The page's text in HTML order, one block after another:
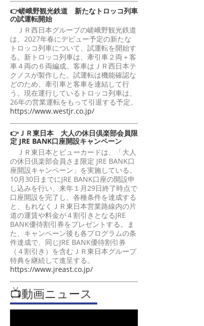
👉嵯峨野観光鉄道 新たなトロッコ列車
の試運転開始
ＪＲ西日本グループの嵯峨野観光鉄道
は、2027年春にデビュー予定の新たな
トロッコ列車について、試運転を開始す
る。新トロッコ列車は、牽引車２両＋客
車４両の６両編成。客車はＪＲ西日本テ
クノスが製作した。試運転は機能確認な
どのため、牽引車と客車を連結して行
う。現在運行しているトロッコ列車は、
26年の営業運転をもって引退する予定。
https://www.westjr.co.jp/
👉ＪＲ東日本 大人の休日倶楽部会員限
定 JRE BANK口座開設キャンペーン
ＪＲ東日本とビューカードは、「大人
の休日倶楽部会員さま限定 JRE BANK口
座開設キャンペーン」を実施している。
10月30日までにJRE BANK口座の開設申
し込みを行い、来年１月29日終了時点で
口座開設を完了し、各種条件を達成する
と、もれなくＪＲ東日本営業路線内の片
道の運賃や料金が４割引きとなるJRE
BANK優待割引券をプレゼントする。ま
た、キャンペーン後も各プログラムの条
件達成で、同じJRE BANK優待割引券
（４割引き）を含むＪＲ東日本グループ
特典を継続して進呈する。
https://www.jreast.co.jp/
📺動画ニュース